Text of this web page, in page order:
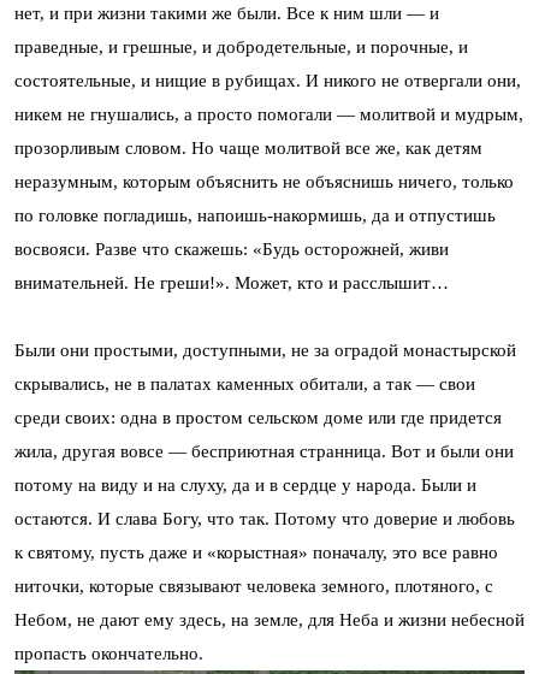
нет, и при жизни такими же были. Все к ним шли — и
праведные, и грешные, и добродетельные, и порочные, и
состоятельные, и нищие в рубищах. И никого не отвергали они,
никем не гнушались, а просто помогали — молитвой и мудрым,
прозорливым словом. Но чаще молитвой все же, как детям
неразумным, которым объяснить не объяснишь ничего, только
по головке погладишь, напоишь-накормишь, да и отпустишь
восвояси. Разве что скажешь: «Будь осторожней, живи
внимательней. Не греши!». Может, кто и расслышит…
Были они простыми, доступными, не за оградой монастырской
скрывались, не в палатах каменных обитали, а так — свои
среди своих: одна в простом сельском доме или где придется
жила, другая вовсе — бесприютная странница. Вот и были они
потому на виду и на слуху, да и в сердце у народа. Были и
остаются. И слава Богу, что так. Потому что доверие и любовь
к святому, пусть даже и «корыстная» поначалу, это все равно
ниточки, которые связывают человека земного, плотяного, с
Небом, не дают ему здесь, на земле, для Неба и жизни небесной
пропасть окончательно.